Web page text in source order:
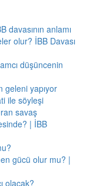
davasının anlamı
olur? İBB Davası
düşüncenin
geleni yapıyor
ile söyleşi
savaş
| İBB
gücü olur mu? |
olacak?